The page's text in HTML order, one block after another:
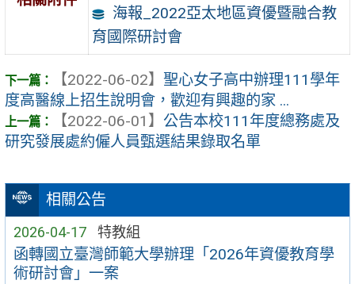
相關公告
2026-04-17 特教組
函轉國立臺灣師範大學辦理「2026年資優教育學
術研討會」一案
海報_2022亞太地區資優暨融合教
育國際研討會
【2022-06-02】 聖心女子高中辦理111學年
度高醫線上招生說明會，歡迎有興趣的家 ...
【2022-06-01】 公告本校111年度總務處及
研究發展處約僱人員甄選結果錄取名單